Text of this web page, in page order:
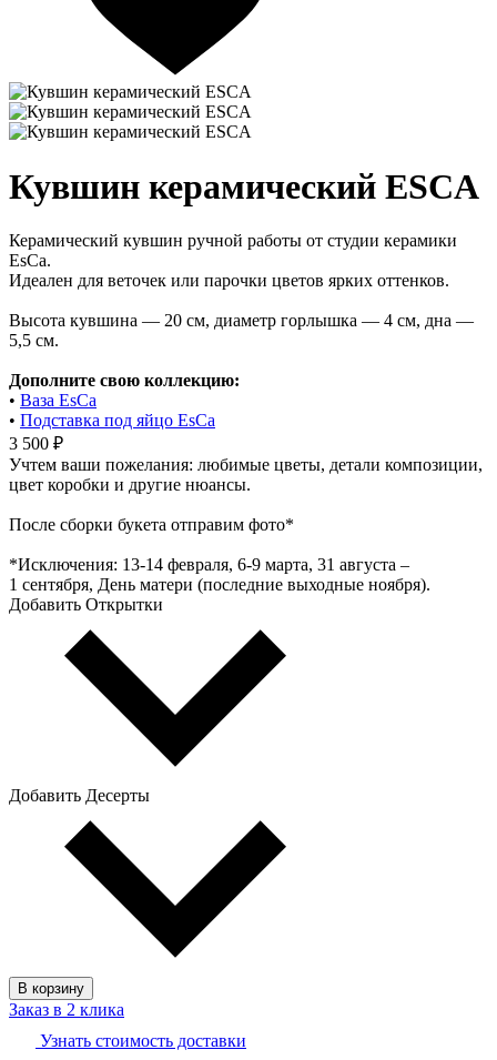
Кувшин керамический ESCA
Керамический кувшин ручной работы от студии керамики
EsCa.
Идеален для веточек или парочки цветов ярких оттенков.
Высота кувшина — 20 см, диаметр горлышка — 4 см, дна —
5,5 см.
Дополните свою коллекцию:
• Ваза EsCa
• Подставка под яйцо EsCa
3 500 ₽
Учтем ваши пожелания: любимые цветы, детали композиции,
цвет коробки и другие нюансы.
После сборки букета отправим фото*
*Исключения: 13‑14 февраля, 6‑9 марта, 31 августа –
1 сентября, День матери (последние выходные ноября).
Добавить Открытки
Добавить Десерты
В корзину
Заказ в 2 клика
Узнать стоимость доставки